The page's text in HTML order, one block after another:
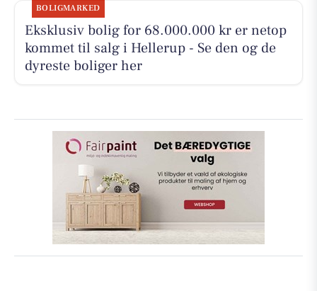
BOLIGMARKED
Eksklusiv bolig for 68.000.000 kr er netop
kommet til salg i Hellerup - Se den og de
dyreste boliger her